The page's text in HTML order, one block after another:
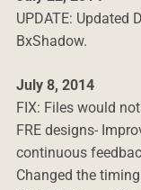
UPDATE: Updated
BxShadow.
July 8, 2014
FIX: Files would
FRE designs-
continuous
Changed the